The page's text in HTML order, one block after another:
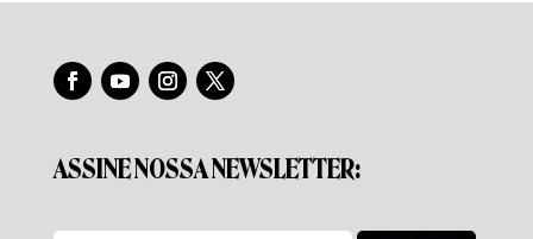
ASSINE NOSSA NEWSLETTER: